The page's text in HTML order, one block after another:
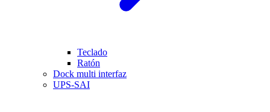
Teclado
Ratón
Dock multi interfaz
UPS-SAI